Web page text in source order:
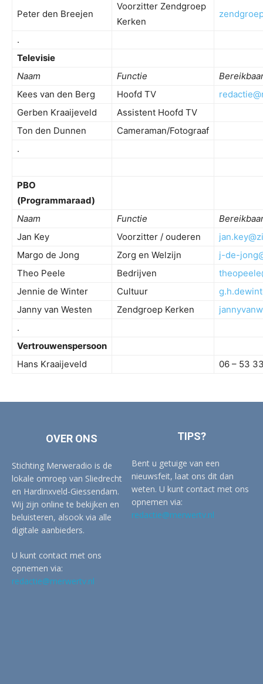
Peter den Breejen
Voorzitter Zendgroep
Kerken
.
Televisie
Naam
Functie
Kees van den Berg
Hoofd TV
Gerben Kraaijeveld
Assistent Hoofd TV
Ton den Dunnen
Cameraman/Fotograaf
.
PBO
(Programmaraad)
Naam
Functie
Jan Key
Voorzitter / ouderen
Margo de Jong
Zorg en Welzijn
j-de-
Theo Peele
Bedrijven
Jennie de Winter
Cultuur
Janny van Westen
Zendgroep Kerken
.
Vertrouwenspersoon
Hans Kraaijeveld
06 – 53
OVER ONS
Stichting Merweradio is de
lokale omroep van Sliedrecht
en Hardinxveld-Giessendam.
Wij zijn online te bekijken en
beluisteren, alsook via alle
digitale aanbieders.
U kunt contact met ons
opnemen via:
redactie@merwertv.nl
TIPS?
Bent u getuige van een
nieuwsfeit, laat ons dit dan
weten. U kunt contact met ons
opnemen via:
redactie@merwertv.nl